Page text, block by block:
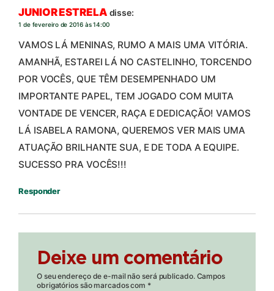
JUNIOR ESTRELA disse:
1 de fevereiro de 2016 às 14:00
VAMOS LÁ MENINAS, RUMO A MAIS UMA VITÓRIA.
AMANHÃ, ESTAREI LÁ NO CASTELINHO, TORCENDO
POR VOCÊS, QUE TÊM DESEMPENHADO UM
IMPORTANTE PAPEL, TEM JOGADO COM MUITA
VONTADE DE VENCER, RAÇA E DEDICAÇÃO! VAMOS
LÁ ISABELA RAMONA, QUEREMOS VER MAIS UMA
ATUAÇÃO BRILHANTE SUA, E DE TODA A EQUIPE.
SUCESSO PRA VOCÊS!!!
Responder
Deixe um comentário
O seu endereço de e-mail não será publicado. Campos
obrigatórios são marcados com *